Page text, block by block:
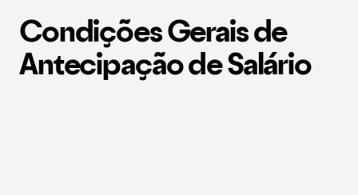
Condições Gerais de
Antecipação de Salário